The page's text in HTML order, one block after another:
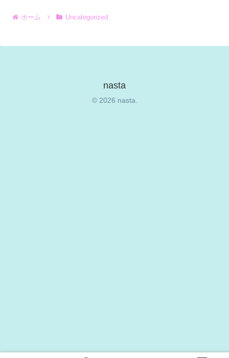
ホーム Uncategorized
nasta
© 2026 nasta.